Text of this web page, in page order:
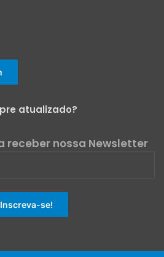
atualizado?
receber nossa Newsletter